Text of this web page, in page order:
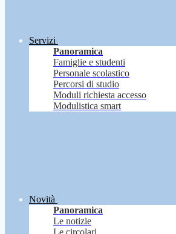
Servizi
Panoramica
Famiglie e studenti
Personale scolastico
Percorsi di studio
Moduli richiesta accesso
Modulistica smart
Novità
Panoramica
Le notizie